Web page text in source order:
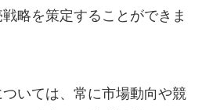
略を策定することができま
いては、常に市場動向や競